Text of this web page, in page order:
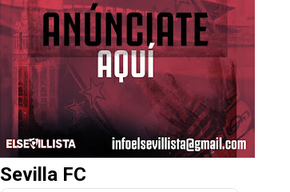
Sevilla FC